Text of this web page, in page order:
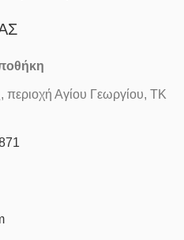
Αγίου Γεωργίου, ΤΚ